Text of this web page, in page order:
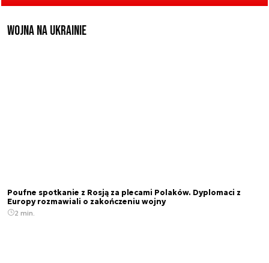
Wojna na Ukrainie
Poufne spotkanie z Rosją za plecami Polaków. Dyplomaci z
Europy rozmawiali o zakończeniu wojny
2 min.